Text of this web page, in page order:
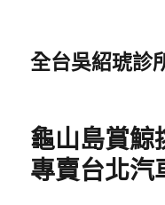
全台吳紹琥診
龜山島賞鯨
專賣台北汽